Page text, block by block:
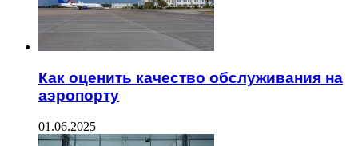
Как оценить качество обслуживания на
аэропорту
01.06.2025